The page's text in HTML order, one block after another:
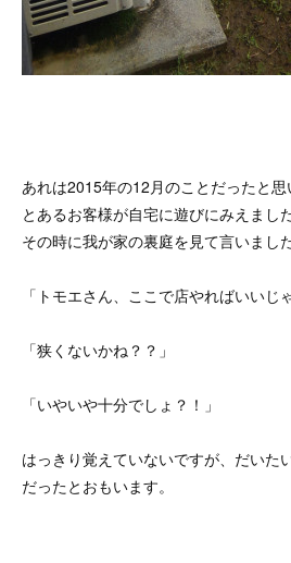
あれは2015年の12月のことだったと思
とあるお客様が自宅に遊びにみえました
その時に我が家の裏庭を見て言いました
「トモエさん、ここで店やればいいじ
「狭くないかね？？」
「いやいや十分でしょ？！」
はっきり覚えていないですが、だいた
だったとおもいます。